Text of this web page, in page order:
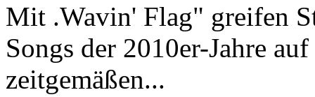
Mit .Wavin' Flag" greifen
Songs der 2010er-Jahre
zeitgemäßen...